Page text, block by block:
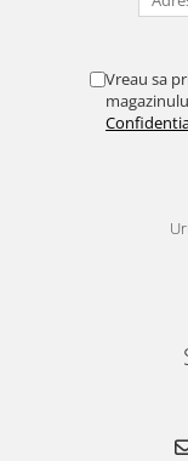
Vreau sa